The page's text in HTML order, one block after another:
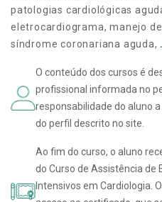
patologias cardiológicas
eletrocardiograma, manejo
síndrome coronariana aguda,
O conteúdo dos cursos é
profissional informada no
responsabilidade do aluno
do perfil descrito no site.
Ao fim do curso, o aluno
do Curso de Assistência de
Intensivos em Cardiologia.